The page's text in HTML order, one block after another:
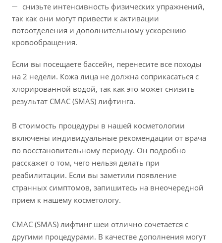
снизьте интенсивность физических упражнений,
так как они могут привести к активации
потоотделения и дополнительному ускорению
кровообращения.
Если вы посещаете бассейн, перенесите все походы
на 2 недели. Кожа лица не должна соприкасаться с
хлорированной водой, так как это может снизить
результат СМАС (SMAS) лифтинга.
В стоимость процедуры в нашей косметологии
включены индивидуальные рекомендации от врача
по восстановительному периоду. Он подробно
расскажет о том, чего нельзя делать при
реабилитации. Если вы заметили появление
странных симптомов, запишитесь на внеочередной
прием к нашему косметологу.
СМАС (SMAS) лифтинг шеи отлично сочетается с
другими процедурами. В качестве дополнения могут